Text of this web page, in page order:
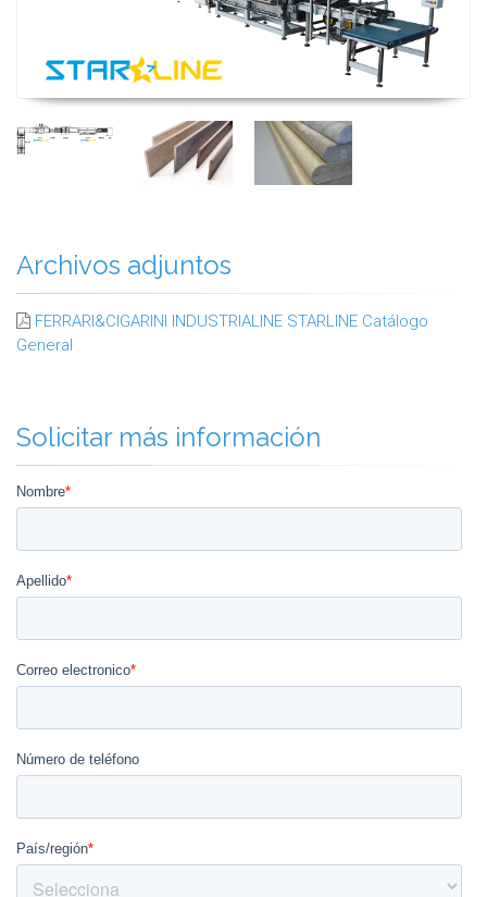
Archivos adjuntos
FERRARI&CIGARINI INDUSTRIALINE STARLINE Catálogo
General
Solicitar más información